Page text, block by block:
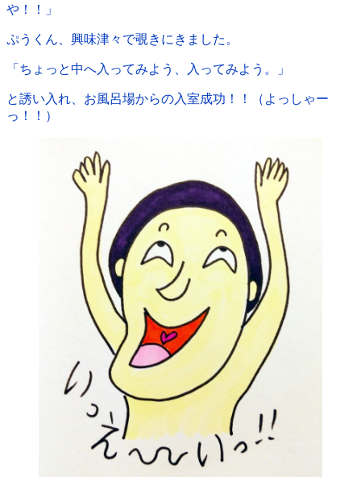
や！！」
ぷうくん、興味津々で覗きにきました。
「ちょっと中へ入ってみよう、入ってみよう。」
と誘い入れ、お風呂場からの入室成功！！（よっしゃー
っ！！）